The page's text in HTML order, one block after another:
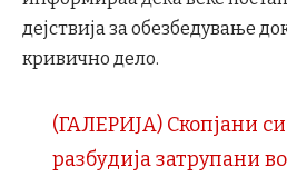
дејствија за обезбедување
кривично дело.
(ГАЛЕРИЈА) Скопјани
разбудија затрупани